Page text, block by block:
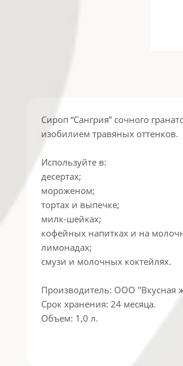
Сироп “Сангрия” сочного
изобилием травяных оттенков.
Используйте в:
десертах;
мороженом;
тортах и выпечке;
милк-шейках;
кофейных напитках и на
лимонадах;
смузи и молочных коктейлях.
Производитель: ООО "Вкусная
Срок хранения: 24 месяца.
Объем: 1,0 л.